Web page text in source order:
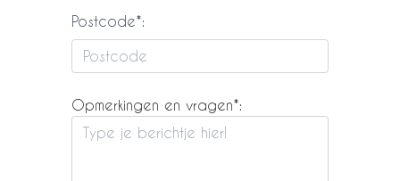
Postcode*:
Opmerkingen en vragen*: